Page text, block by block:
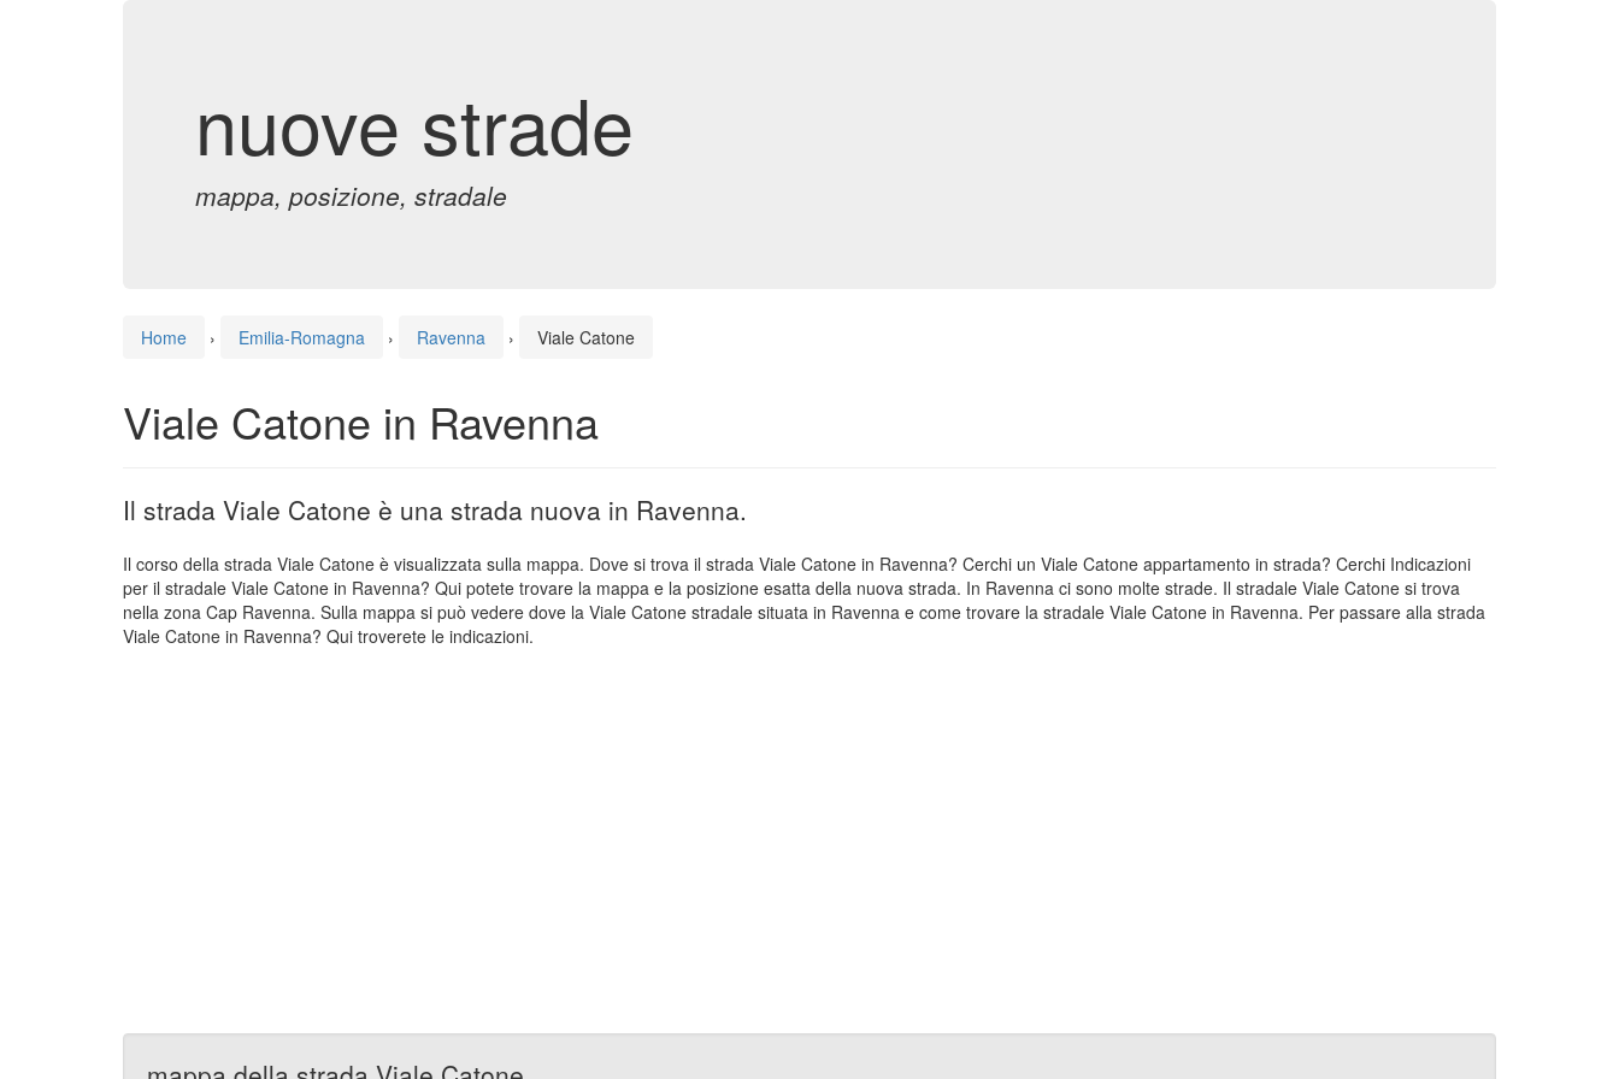
nuove strade
mappa, posizione, stradale
Home › Emilia-Romagna › Ravenna › Viale Catone
Viale Catone in Ravenna
Il strada Viale Catone è una strada nuova in Ravenna.
Il corso della strada Viale Catone è visualizzata sulla mappa. Dove si trova il strada Viale Catone in Ravenna? Cerchi un Viale Catone appartamento in strada? Cerchi Indicazioni
per il stradale Viale Catone in Ravenna? Qui potete trovare la mappa e la posizione esatta della nuova strada. In Ravenna ci sono molte strade. Il stradale Viale Catone si trova
nella zona Cap Ravenna. Sulla mappa si può vedere dove la Viale Catone stradale situata in Ravenna e come trovare la stradale Viale Catone in Ravenna. Per passare alla strada
Viale Catone in Ravenna? Qui troverete le indicazioni.